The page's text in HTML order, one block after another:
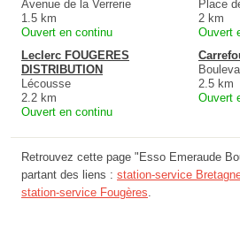
Avenue de la Verrerie
1.5 km
Ouvert en continu
Place
2 km
Ouvert
Leclerc FOUGERES
DISTRIBUTION
Lécousse
2.2 km
Ouvert en continu
2.5 km
Ouvert
Retrouvez cette page "Esso Emeraude
partant des liens : station-service
station-service Fougères